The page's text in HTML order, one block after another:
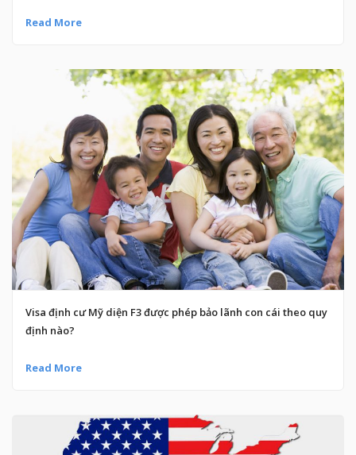
Read More
Visa định cư Mỹ diện F3 được phép bảo lãnh con cái theo quy
định nào?
Read More